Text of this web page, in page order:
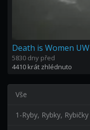
Death is Women
5830 dny před
4410 krát zhlédnuto
Vše
1-Ryby, Rybky, Rybičky